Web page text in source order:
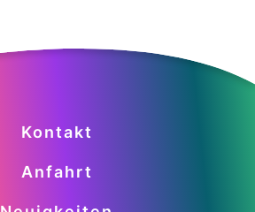
Kontakt
Anfahrt